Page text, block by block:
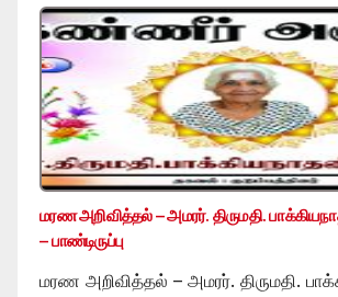
மரண அறிவித்தல் – அமரர். திருமதி.
– பாண்டிருப்பு
மரண அறிவித்தல் – அமரர். திருமதி.